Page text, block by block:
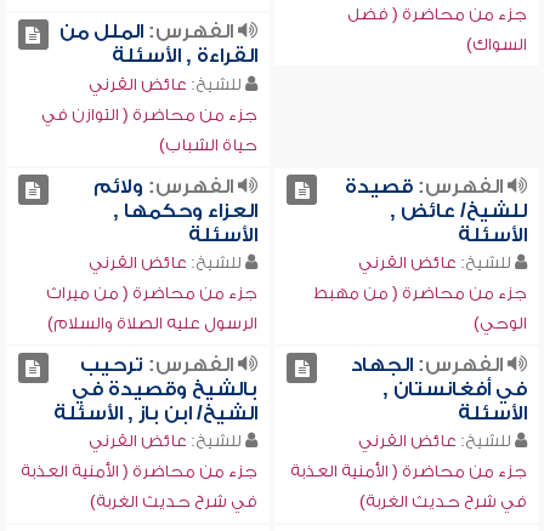
جزء من محاضرة ( فضل
السواك)
الفهرس:الملل من
القراءة , الأسئلة
للشيخ: عائض القرني
جزء من محاضرة ( التوازن في
حياة الشباب)
الفهرس:قصيدة
للشيخ/ عائض ,
الأسئلة
للشيخ: عائض القرني
جزء من محاضرة ( من مهبط
الوحي)
الفهرس: ولائم
العزاء وحكمها ,
الأسئلة
للشيخ: عائض القرني
جزء من محاضرة ( من ميراث
الرسول عليه الصلاة والسلام)
الفهرس:الجهاد
في أفغانستان ,
الأسئلة
للشيخ: عائض القرني
جزء من محاضرة ( الأمنية العذبة
في شرح حديث الغربة)
الفهرس: ترحيب
بالشيخ وقصيدة في
الشيخ/ ابن باز , الأسئلة
للشيخ: عائض القرني
جزء من محاضرة ( الأمنية العذبة
في شرح حديث الغربة)